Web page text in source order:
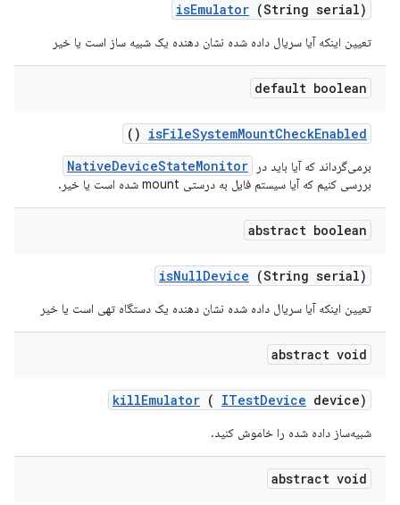
isEmulator (String serial)
تعیین اینکه آیا سریال داده شده نشان دهنده یک شبیه ساز است یا خیر
default boolean
isFileSystemMountCheckEnabled
()
برمی‌گرداند که آیا باید در NativeDeviceStateMonitor
بررسی کنیم که آیا سیستم فایل به درستی mount شده است یا خیر.
abstract boolean
isNullDevice (String serial)
تعیین اینکه آیا سریال داده شده نشان دهنده یک دستگاه تهی است یا خیر
abstract void
killEmulator ( ITestDevice device)
شبیه‌ساز داده شده را خاموش کنید.
abstract void